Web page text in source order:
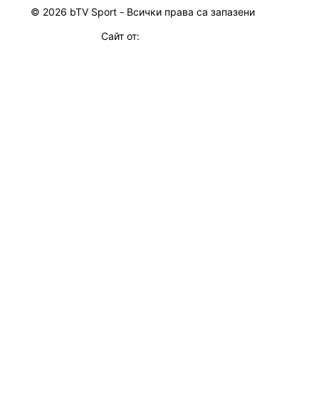
© 2026 bTV Sport - Всички права са запазени
Сайт от: